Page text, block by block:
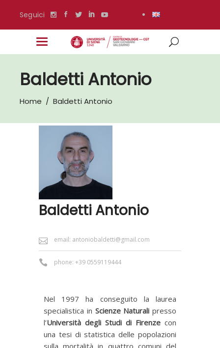
Seguici
Baldetti Antonio
Home / Baldetti Antonio
Baldetti Antonio
email: antoniobaldetti@gmail.com
phone: +39 0559119444
Nel 1997 ha conseguito la laurea
specialistica in Scienze Naturali presso
l’Università degli Studi di Firenze con
una tesi di statistica delle popolazioni
sulla mortalità in quattro comuni del